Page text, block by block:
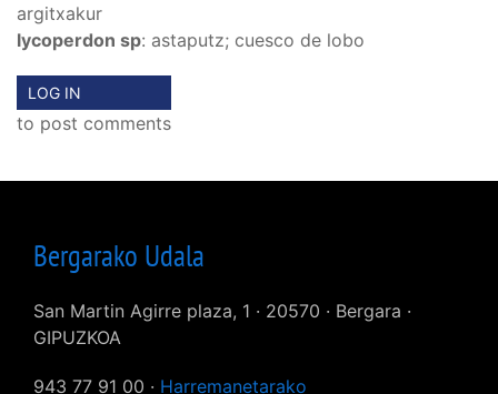
argitxakur
lycoperdon sp: astaputz; cuesco de lobo
LOG IN
to post comments
Bergarako Udala
San Martin Agirre plaza, 1 · 20570 · Bergara ·
GIPUZKOA
943 77 91 00 · Harremanetarako